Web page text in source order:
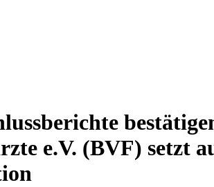
e.V. (BVF) setzt